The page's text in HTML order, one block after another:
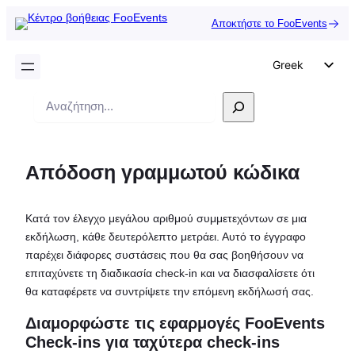
Αποκτήστε το FooEvents
Greek
Spanish
Portuguese
Polish
Czech
Αναζήτηση
Απόδοση γραμμωτού κώδικα
Κατά τον έλεγχο μεγάλου αριθμού συμμετεχόντων σε μια
εκδήλωση, κάθε δευτερόλεπτο μετράει. Αυτό το έγγραφο
παρέχει διάφορες συστάσεις που θα σας βοηθήσουν να
επιταχύνετε τη διαδικασία check-in και να διασφαλίσετε ότι
θα καταφέρετε να συντρίψετε την επόμενη εκδήλωσή σας.
Διαμορφώστε τις εφαρμογές FooEvents
Check-ins για ταχύτερα check-ins